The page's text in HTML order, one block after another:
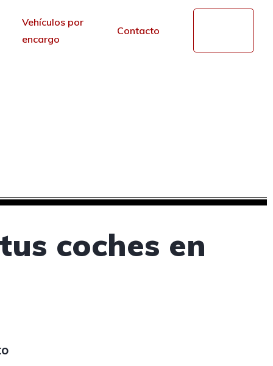
Vehículos por
encargo
Contacto
coches en